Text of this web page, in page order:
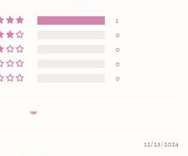
1
0
0
0
0
12/23/2024